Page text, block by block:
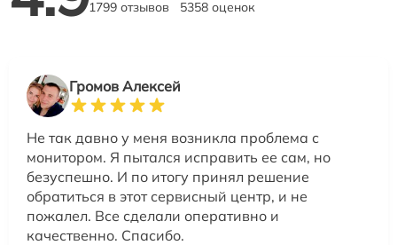
1799 отзывов 5358 оценок
Громов Алексей
Не так давно у меня возникла проблема с
монитором. Я пытался исправить ее сам, но
безуспешно. И по итогу принял решение
обратиться в этот сервисный центр, и не
пожалел. Все сделали оперативно и
качественно. Спасибо.